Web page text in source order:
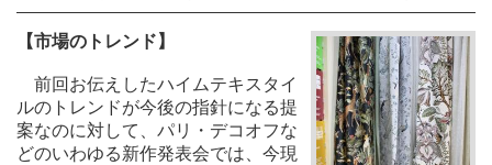
【市場のトレンド】
前回お伝えしたハイムテキスタイ
ルのトレンドが今後の指針になる提
案なのに対して、パリ・デコオフな
どのいわゆる新作発表会では、今現